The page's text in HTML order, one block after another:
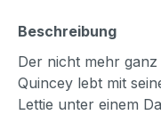
Beschreibung
Der nicht mehr
Quincey lebt mit
Lettie unter einem